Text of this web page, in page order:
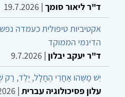
ד"ר ליאור סומך |
19.7.2026
אקטיביות טיפולית כעמדה
הדינמי הממוקד
ד"ר יעקב יבלון |
9.7.2026
יֵשׁ מַשֶּׁהוּ אַחֲרֵי הֶחָלָל, יֶלֶד,
עלון פסיכולוגיה עברית |